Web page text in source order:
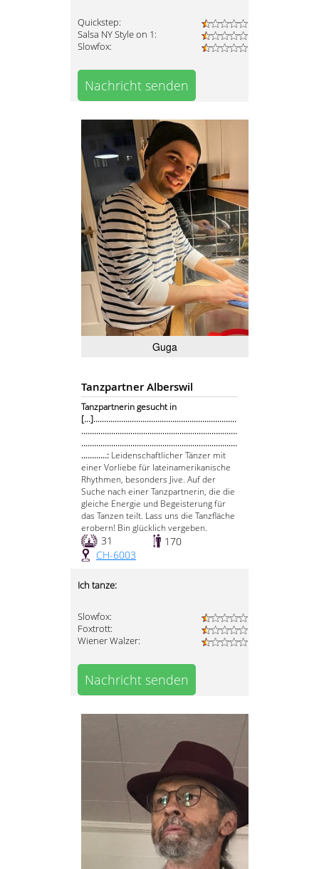
Quickstep:
Salsa NY Style on 1:
Slowfox:
Nachricht senden
Guga
Tanzpartner Alberswil
Tanzpartnerin gesucht in
[...]...................................................................
.........................................................................
.........................................................................
............: Leidenschaftlicher Tänzer mit
einer Vorliebe für lateinamerikanische
Rhythmen, besonders Jive. Auf der
Suche nach einer Tanzpartnerin, die die
gleiche Energie und Begeisterung für
das Tanzen teilt. Lass uns die Tanzfläche
erobern! Bin glücklich vergeben.
31
170
CH-6003
Ich tanze:
Slowfox:
Foxtrott:
Wiener Walzer:
Nachricht senden